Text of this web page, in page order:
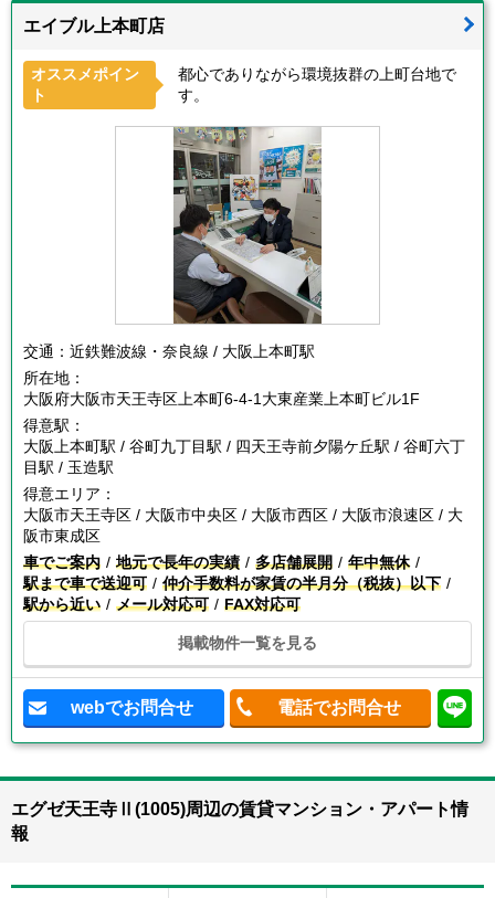
エイブル上本町店
オススメポイン
ト
都心でありながら環境抜群の上町台地で
す。
交通： 近鉄難波線・奈良線 / 大阪上本町駅
所在地：
大阪府大阪市天王寺区上本町6-4-1大東産業上本町ビル1F
得意駅：
大阪上本町駅 / 谷町九丁目駅 / 四天王寺前夕陽ケ丘駅 / 谷町六丁
目駅 / 玉造駅
得意エリア：
大阪市天王寺区 / 大阪市中央区 / 大阪市西区 / 大阪市浪速区 / 大
阪市東成区
車でご案内
地元で長年の実績 多店舗展開
年中無休
駅まで車で送迎可
仲介手数料が家賃の半月分（税抜）以下
駅から近い
メール対応可 FAX対応可
掲載物件一覧を見る
webでお問合せ 電話でお問合せ
エグゼ天王寺Ⅱ(1005)周辺の賃貸マンション・アパート情
報